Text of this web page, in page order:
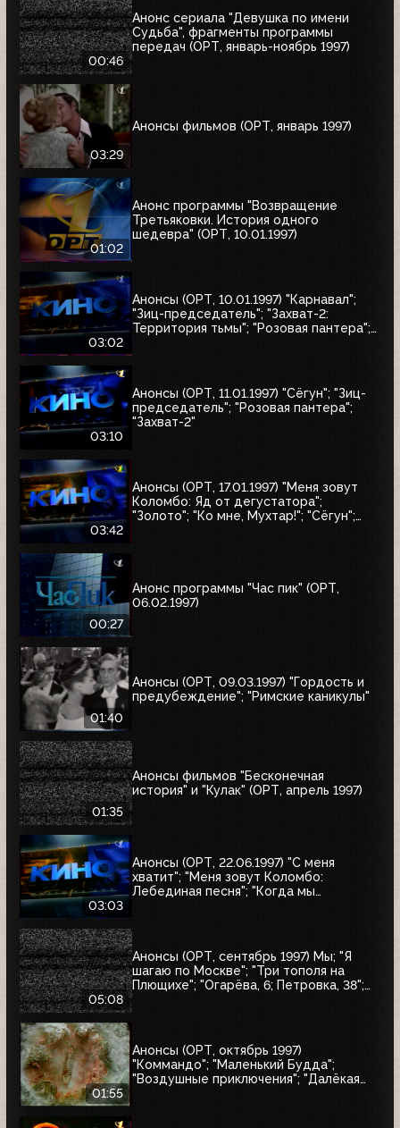
00:46
Анонс сериала "Девушка по имени
Судьба", фрагменты программы
передач (ОРТ, январь-ноябрь 1997)
03:29
Анонсы фильмов (ОРТ, январь 1997)
01:02
Анонс программы "Возвращение
Третьяковки. История одного
шедевра" (ОРТ, 10.01.1997)
03:02
Анонсы (ОРТ, 10.01.1997) "Карнавал";
"Зиц-председатель"; "Захват-2:
Территория тьмы"; "Розовая пантера";
03:10
Анонсы (ОРТ, 11.01.1997) "Сёгун"; "Зиц-
председатель"; "Розовая пантера";
"Захват-2"
03:42
Анонсы (ОРТ, 17.01.1997) "Меня зовут
Коломбо: Яд от дегустатора";
"Золото"; "Ко мне, Мухтар!"; "Сёгун";
00:27
Анонс программы "Час пик" (ОРТ,
06.02.1997)
01:40
Анонсы (ОРТ, 09.03.1997) "Гордость и
предубеждение"; "Римские каникулы"
01:35
Анонсы фильмов "Бесконечная
история" и "Кулак" (ОРТ, апрель 1997)
03:03
Анонсы (ОРТ, 22.06.1997) "С меня
хватит"; "Меня зовут Коломбо:
Лебединая песня"; "Когда мы
05:08
Анонсы (ОРТ, сентябрь 1997) Мы; "Я
шагаю по Москве"; "Три тополя на
Плющихе"; "Огарёва, 6; Петровка, 38";
01:55
Анонсы (ОРТ, октябрь 1997)
"Коммандо"; "Маленький Будда";
"Воздушные приключения"; "Далёкая